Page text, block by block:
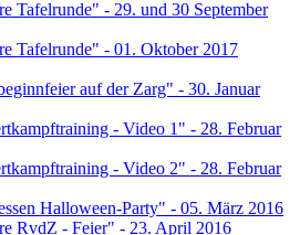
Tafelrunde" - 29. und 30 September
Tafelrunde" - 01. Oktober 2017
auf der Zarg" - 30. Januar
- Video 1" - 28. Februar
- Video 2" - 28. Februar
Halloween-Party" - 05. März 2016
RvdZ - Feier" - 23. April 2016